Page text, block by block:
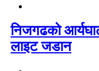
निजगढको
लाइट जडान